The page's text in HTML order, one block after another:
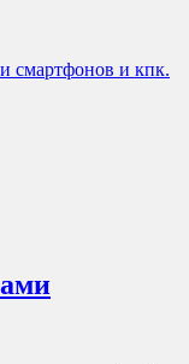
смартфонов и кпк.